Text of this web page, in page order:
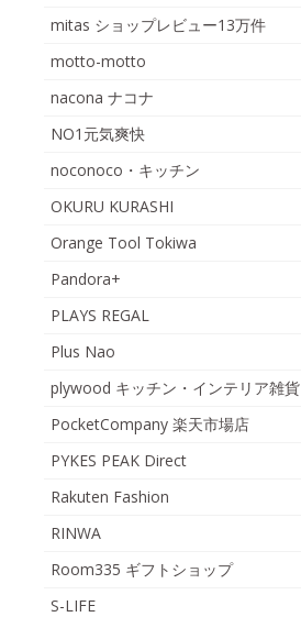
mitas ショップレビュー13万件
motto-motto
nacona ナコナ
NO1元気爽快
noconoco・キッチン
OKURU KURASHI
Orange Tool Tokiwa
Pandora+
PLAYS REGAL
Plus Nao
plywood キッチン・インテリア雑貨
PocketCompany 楽天市場店
PYKES PEAK Direct
Rakuten Fashion
RINWA
Room335 ギフトショップ
S-LIFE